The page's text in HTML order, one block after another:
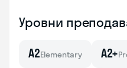
Уровни
A2Elementary A2+